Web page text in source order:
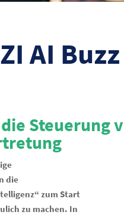
AI
Steuerung
die
zum Start
zu machen. In